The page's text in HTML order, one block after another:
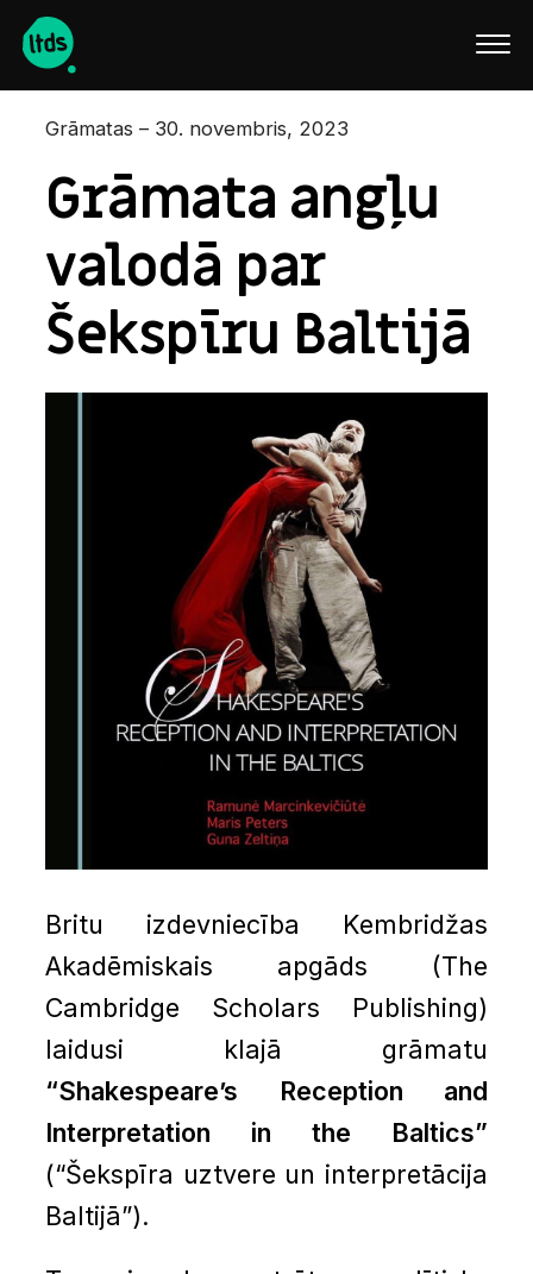
Grāmatas – 30. novembris, 2023
Grāmata angļu
valodā par
Šekspīru Baltijā
Britu izdevniecība Kembridžas
Akadēmiskais apgāds (The
Cambridge Scholars Publishing)
laidusi klajā grāmatu
“Shakespeare’s Reception and
Interpretation in the Baltics”
(“Šekspīra uztvere un interpretācija
Baltijā”).